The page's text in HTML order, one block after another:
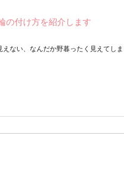
の付け方を紹介します
ない、なんだか野暮ったく見えてしま